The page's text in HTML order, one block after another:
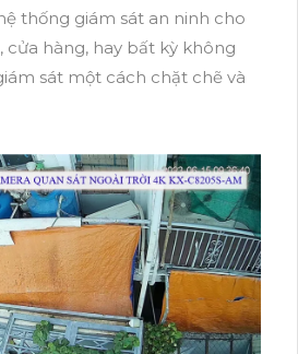
thống giám sát an ninh cho
cửa hàng, hay bất kỳ không
sát một cách chặt chẽ và